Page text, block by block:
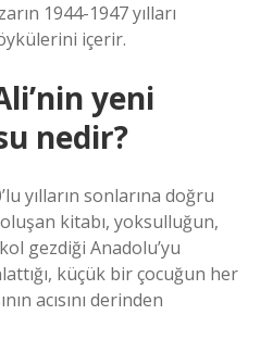
1944-1947 yılları
içerir.
yeni
nedir?
yılların sonlarına doğru
kitabı, yoksulluğun,
gezdiği Anadolu’yu
küçük bir çocuğun her
acısını derinden